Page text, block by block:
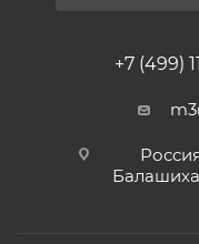
+7 (499)